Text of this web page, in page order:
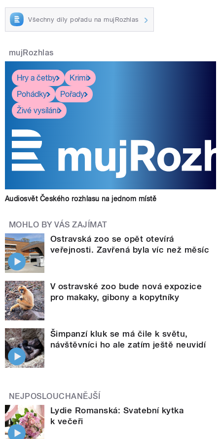
Všechny díly pořadu na mujRozhlas
mujRozhlas
Hry a četby
Krimi
Pohádky
Pořady
Živé vysílání
Audiosvět Českého rozhlasu na jednom místě
MOHLO BY VÁS ZAJÍMAT
Ostravská zoo se opět otevírá
veřejnosti. Zavřená byla víc než měsíc
V ostravské zoo bude nová expozice
pro makaky, gibony a kopytníky
Šimpanzí kluk se má čile k světu,
návštěvníci ho ale zatím ještě neuvidí
NEJPOSLOUCHANĚJŠÍ
Lydie Romanská: Svatební kytka
k večeři